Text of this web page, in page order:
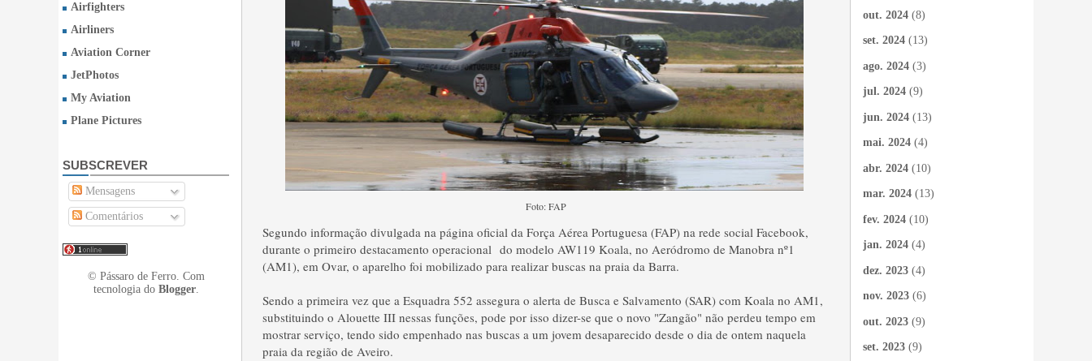
Airfighters
Airliners
Aviation Corner
JetPhotos
My Aviation
Plane Pictures
SUBSCREVER
Mensagens
Comentários
© Pássaro de Ferro. Com
tecnologia do Blogger.
Foto: FAP
Segundo informação divulgada na página oficial da Força Aérea Portuguesa (FAP) na rede social Facebook,
durante o primeiro destacamento operacional do modelo AW119 Koala, no Aeródromo de Manobra nº1
(AM1), em Ovar, o aparelho foi mobilizado para realizar buscas na praia da Barra.
Sendo a primeira vez que a Esquadra 552 assegura o alerta de Busca e Salvamento (SAR) com Koala no AM1,
substituindo o Alouette III nessas funções, pode por isso dizer-se que o novo "Zangão" não perdeu tempo em
mostrar serviço, tendo sido empenhado nas buscas a um jovem desaparecido desde o dia de ontem naquela
praia da região de Aveiro.
out. 2024 (8)
set. 2024 (13)
ago. 2024 (3)
jul. 2024 (9)
jun. 2024 (13)
mai. 2024 (4)
abr. 2024 (10)
mar. 2024 (13)
fev. 2024 (10)
jan. 2024 (4)
dez. 2023 (4)
nov. 2023 (6)
out. 2023 (9)
set. 2023 (9)